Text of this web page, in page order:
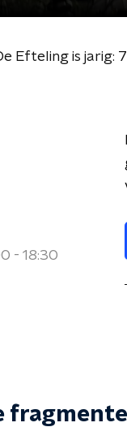
Efteling is jarig:
- 18:30